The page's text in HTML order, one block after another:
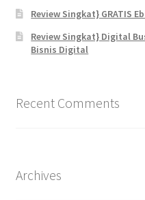
Review Singkat} GRATIS
Review Singkat} Digital
Bisnis Digital
Recent Comments
Archives